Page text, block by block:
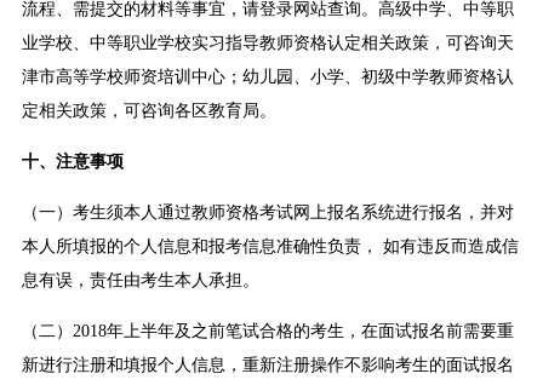
流程、需提交的材料等事宜，请登录网站查询。高级中学、中等职
业学校、中等职业学校实习指导教师资格认定相关政策，可咨询天
津市高等学校师资培训中心；幼儿园、小学、初级中学教师资格认
定相关政策，可咨询各区教育局。
十、注意事项
（一）考生须本人通过教师资格考试网上报名系统进行报名，并对
本人所填报的个人信息和报考信息准确性负责， 如有违反而造成信
息有误，责任由考生本人承担。
（二）2018年上半年及之前笔试合格的考生，在面试报名前需要重
新进行注册和填报个人信息，重新注册操作不影响考生的面试报名